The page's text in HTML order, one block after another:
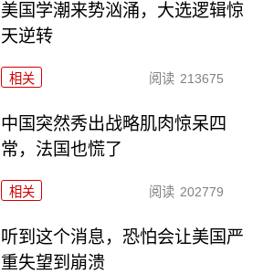
美国学潮来势汹涌，大选逻辑惊
天逆转
相关 阅读 213675
中国突然秀出战略肌肉惊呆四
常，法国也慌了
相关 阅读 202779
听到这个消息，恐怕会让美国严
重失望到崩溃